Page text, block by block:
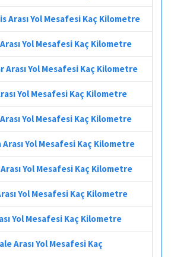
Arası Yol Mesafesi Kaç Kilometre
Yol Mesafesi Kaç Kilometre
Arası Yol Mesafesi Kaç Kilometre
Yol Mesafesi Kaç Kilometre
Yol Mesafesi Kaç Kilometre
Yol Mesafesi Kaç Kilometre
Yol Mesafesi Kaç Kilometre
Yol Mesafesi Kaç Kilometre
Yol Mesafesi Kaç Kilometre
Arası Yol Mesafesi Kaç